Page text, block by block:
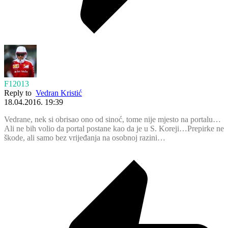
F12013
Reply to Vedran Kristić
18.04.2016. 19:39
Vedrane, nek si obrisao ono od sinoć, tome nije mjesto na portalu…
Ali ne bih volio da portal postane kao da je u S. Koreji…Prepirke ne
škode, ali samo bez vrijeđanja na osobnoj razini…